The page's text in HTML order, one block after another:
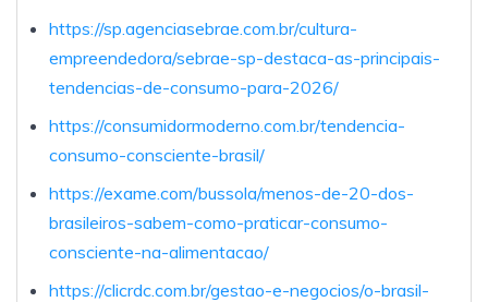
https://sp.agenciasebrae.com.br/cultura-
empreendedora/sebrae-sp-destaca-as-principais-
tendencias-de-consumo-para-2026/
https://consumidormoderno.com.br/tendencia-
consumo-consciente-brasil/
https://exame.com/bussola/menos-de-20-dos-
brasileiros-sabem-como-praticar-consumo-
consciente-na-alimentacao/
https://clicrdc.com.br/gestao-e-negocios/o-brasil-